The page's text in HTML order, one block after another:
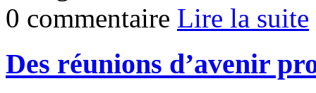
0 commentaire Lire la suite
Des réunions d’avenir